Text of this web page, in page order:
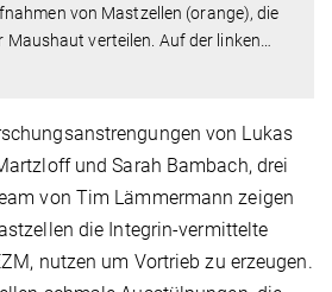
von Mastzellen (orange), die
Maushaut verteilen. Auf der linken
von Lukas
und Sarah Bambach, drei
von Tim Lämmermann zeigen
die Integrin-vermittelte
nutzen um Vortrieb zu erzeugen.